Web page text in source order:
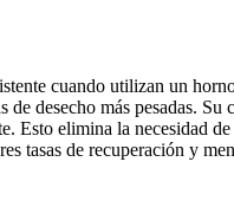
cuando utilizan un
desecho más pesadas. Su
Esto elimina la necesidad
tasas de recuperación y